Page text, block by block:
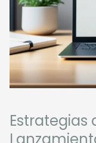
Estrategias